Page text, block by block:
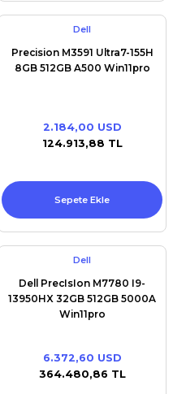
Dell
Precision M3591 Ultra7-155H
8GB 512GB A500 Win11pro
2.184,00 USD
124.913,88 TL
Sepete Ekle
Dell
Dell PrecIsIon M7780 I9-
13950HX 32GB 512GB 5000A
Win11pro
6.372,60 USD
364.480,86 TL